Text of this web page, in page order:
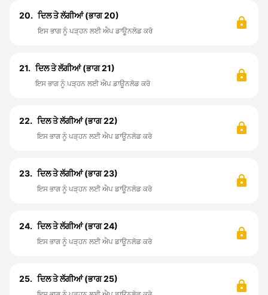
20. ਦਿਲ ਤੇ ਲੱਗੀਆਂ (ਭਾਗ 20)
ਇਸ ਭਾਗ ਨੂੰ ਪੜ੍ਹਨ ਲਈ ਐਪ ਡਾਊਨਲੋਡ ਕਰੋ
21. ਦਿਲ ਤੇ ਲੱਗੀਆਂ (ਭਾਗ 21)
ਇਸ ਭਾਗ ਨੂੰ ਪੜ੍ਹਨ ਲਈ ਐਪ ਡਾਊਨਲੋਡ ਕਰੋ
22. ਦਿਲ ਤੇ ਲੱਗੀਆਂ (ਭਾਗ 22)
ਇਸ ਭਾਗ ਨੂੰ ਪੜ੍ਹਨ ਲਈ ਐਪ ਡਾਊਨਲੋਡ ਕਰੋ
23. ਦਿਲ ਤੇ ਲੱਗੀਆਂ (ਭਾਗ 23)
ਇਸ ਭਾਗ ਨੂੰ ਪੜ੍ਹਨ ਲਈ ਐਪ ਡਾਊਨਲੋਡ ਕਰੋ
24. ਦਿਲ ਤੇ ਲੱਗੀਆਂ (ਭਾਗ 24)
ਇਸ ਭਾਗ ਨੂੰ ਪੜ੍ਹਨ ਲਈ ਐਪ ਡਾਊਨਲੋਡ ਕਰੋ
25. ਦਿਲ ਤੇ ਲੱਗੀਆਂ (ਭਾਗ 25)